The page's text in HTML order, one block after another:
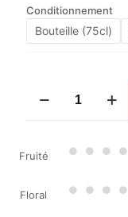
Conditionnement
Bouteille (75cl)
2018
Fruité
Floral